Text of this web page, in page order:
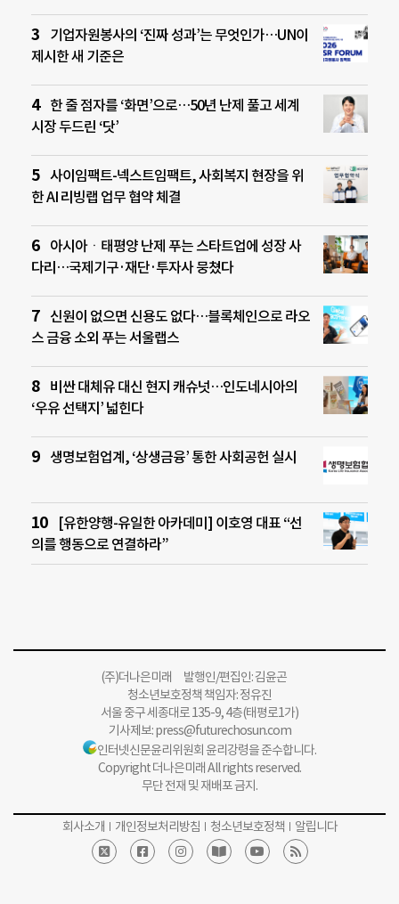
기업자원봉사의 ‘진짜 성과’는 무엇인가…UN이
제시한 새 기준은
한 줄 점자를 ‘화면’으로…50년 난제 풀고 세계
시장 두드린 ‘닷’
사이임팩트-넥스트임팩트, 사회복지 현장을 위
한 AI 리빙랩 업무 협약 체결
아시아ㆍ태평양 난제 푸는 스타트업에 성장 사
다리…국제기구·재단·투자사 뭉쳤다
신원이 없으면 신용도 없다…블록체인으로 라오
스 금융 소외 푸는 서울랩스
비싼 대체유 대신 현지 캐슈넛…인도네시아의
‘우유 선택지’ 넓힌다
생명보험업계, ‘상생금융’ 통한 사회공헌 실시
[유한양행-유일한 아카데미] 이호영 대표 “선
의를 행동으로 연결하라”
(주)더나은미래 발행인/편집인: 김윤곤
청소년보호정책 책임자: 정유진
서울 중구 세종대로 135-9, 4층(태평로1가)
기사제보:press@futurechosun.com
인터넷신문윤리위원회 윤리강령을 준수합니다.
Copyright 더나은미래 All rights reserved.
무단 전재 및 재배포 금지.
회사소개 개인정보처리방침 청소년보호정책 알립니다